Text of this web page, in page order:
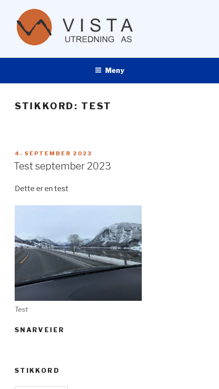
innhold
VISTA UTREDNING AS
Meny
STIKKORD: TEST
PUBLISERT
4. SEPTEMBER 2023
Test september 2023
Dette er en test
Test
SNARVEIER
STIKKORD